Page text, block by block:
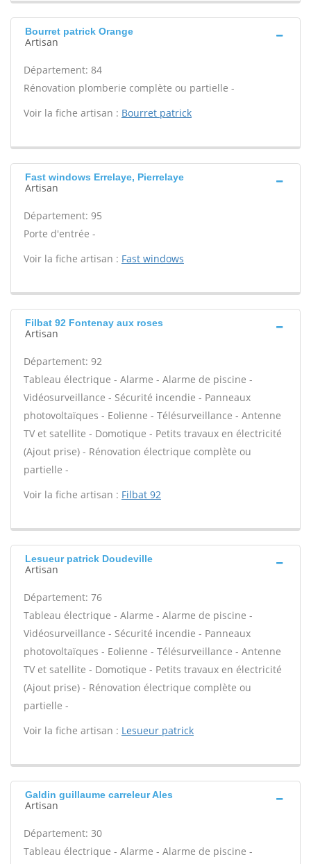
Bourret patrick Orange
Artisan
Département: 84
Rénovation plomberie complète ou partielle -
Voir la fiche artisan : Bourret patrick
Fast windows Errelaye, Pierrelaye
Artisan
Département: 95
Porte d'entrée -
Voir la fiche artisan : Fast windows
Filbat 92 Fontenay aux roses
Artisan
Département: 92
Tableau électrique - Alarme - Alarme de piscine -
Vidéosurveillance - Sécurité incendie - Panneaux
photovoltaïques - Eolienne - Télésurveillance - Antenne
TV et satellite - Domotique - Petits travaux en électricité
(Ajout prise) - Rénovation électrique complète ou
partielle -
Voir la fiche artisan : Filbat 92
Lesueur patrick Doudeville
Artisan
Département: 76
Tableau électrique - Alarme - Alarme de piscine -
Vidéosurveillance - Sécurité incendie - Panneaux
photovoltaïques - Eolienne - Télésurveillance - Antenne
TV et satellite - Domotique - Petits travaux en électricité
(Ajout prise) - Rénovation électrique complète ou
partielle -
Voir la fiche artisan : Lesueur patrick
Galdin guillaume carreleur Ales
Artisan
Département: 30
Tableau électrique - Alarme - Alarme de piscine -